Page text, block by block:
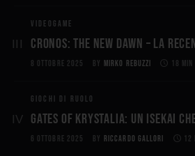
VIDEOGAME
CRONOS: THE NEW DAWN – La
8 OTTOBRE 2025 BY MIRKO REBUZZI 18 MIN
GIOCHI DI RUOLO
Gates of Krystalia: Un Isekai
6 OTTOBRE 2025 BY RICCARDO GALLORI 12